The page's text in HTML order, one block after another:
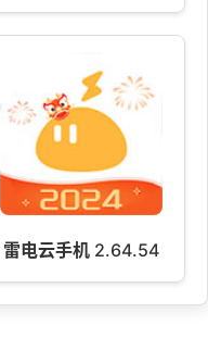
雷电云手机 2.64.54